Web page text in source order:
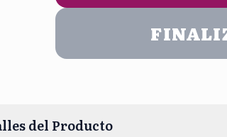
5:00 pm - 9:00 pm
del Producto